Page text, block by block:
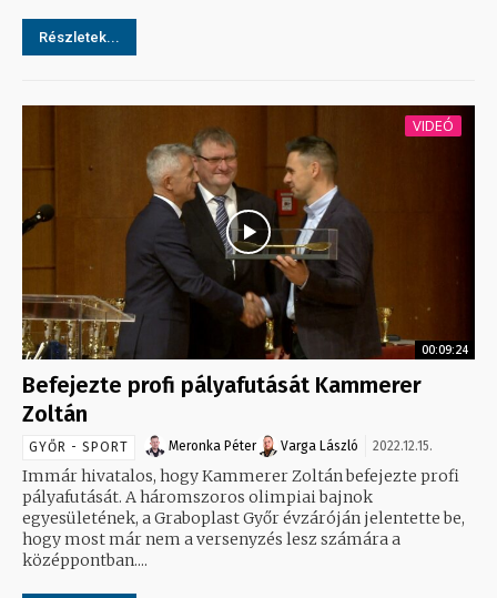
Részletek...
VIDEÓ
00:09:24
Befejezte profi pályafutását Kammerer
Zoltán
GYŐR - SPORT Meronka Péter Varga László 2022.12.15.
Immár hivatalos, hogy Kammerer Zoltán befejezte profi
pályafutását. A háromszoros olimpiai bajnok
egyesületének, a Graboplast Győr évzáróján jelentette be,
hogy most már nem a versenyzés lesz számára a
középpontban....